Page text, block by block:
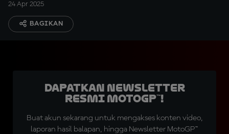
24 Apr 2025
BAGIKAN
Dapatkan Newsletter
Resmi MotoGP™!
Buat akun sekarang untuk mengakses konten video,
laporan hasil balapan, hingga Newsletter MotoGP™